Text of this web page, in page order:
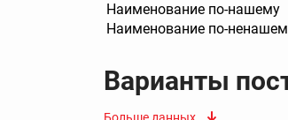
Наименование по-нашему
Наименование по-
Варианты